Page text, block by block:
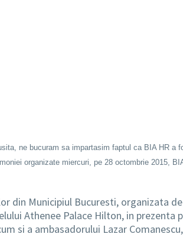
ne bucuram sa impartasim faptul ca BIA HR
organizate miercuri, pe 28 octombrie 2015,
din Municipiul Bucuresti, organizata
Athenee Palace Hilton, in
si a ambasadorului Lazar